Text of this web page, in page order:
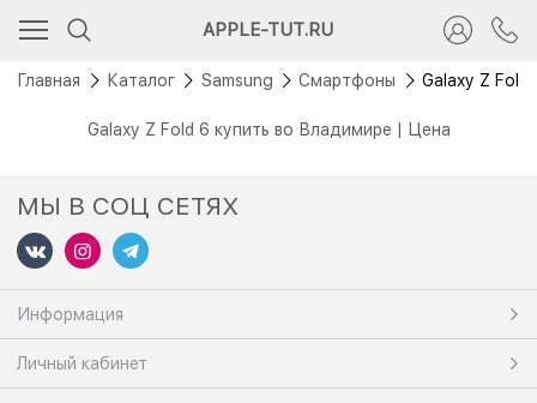
APPLE-TUT.RU
Главная Каталог Samsung Смартфоны Galaxy Z Fold
Galaxy Z Fold 6 купить во Владимире | Цена
МЫ В СОЦ СЕТЯХ
Информация
Личный кабинет